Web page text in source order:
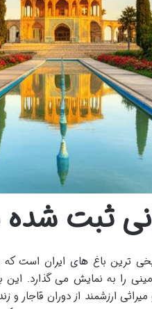
ثبت
ترین باغ های ایران
را به نمایش می گذارد. این